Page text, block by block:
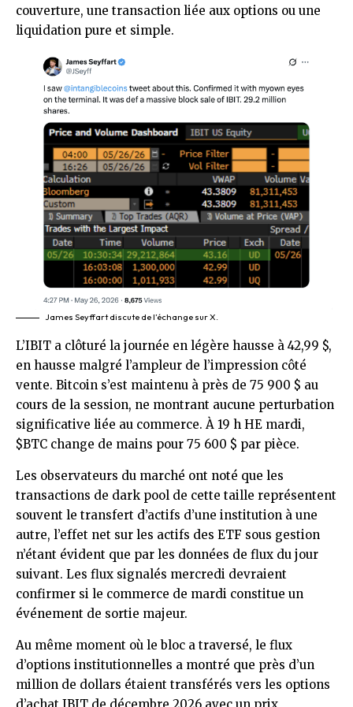
couverture, une transaction liée aux options ou une
liquidation pure et simple.
James Seyffart discute de l’échange sur X.
L’IBIT a clôturé la journée en légère hausse à 42,99 $,
en hausse malgré l’ampleur de l’impression côté
vente. Bitcoin s’est maintenu à près de 75 900 $ au
cours de la session, ne montrant aucune perturbation
significative liée au commerce. À 19 h HE mardi,
$BTC change de mains pour 75 600 $ par pièce.
Les observateurs du marché ont noté que les
transactions de dark pool de cette taille représentent
souvent le transfert d’actifs d’une institution à une
autre, l’effet net sur les actifs des ETF sous gestion
n’étant évident que par les données de flux du jour
suivant. Les flux signalés mercredi devraient
confirmer si le commerce de mardi constitue un
événement de sortie majeur.
Au même moment où le bloc a traversé, le flux
d’options institutionnelles a montré que près d’un
million de dollars étaient transférés vers les options